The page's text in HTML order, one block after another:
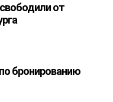
от
бронированию